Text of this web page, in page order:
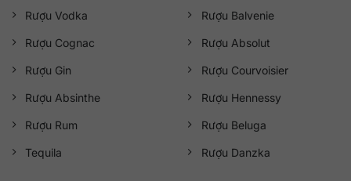
Rượu Vodka
Rượu Cognac
Rượu Gin
Rượu Absinthe
Rượu Rum
Tequila
Rượu Balvenie
Rượu Absolut
Rượu Courvoisier
Rượu Hennessy
Rượu Beluga
Rượu Danzka